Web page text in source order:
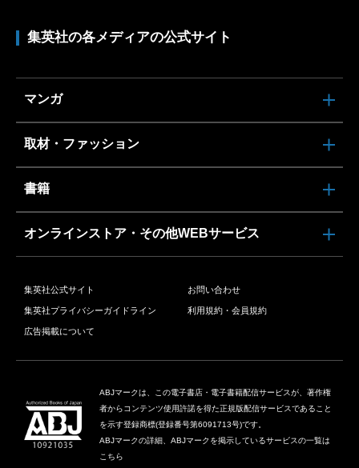
集英社の各メディアの公式サイト
マンガ
取材・ファッション
書籍
オンラインストア・その他WEBサービス
集英社公式サイト お問い合わせ
集英社プライバシーガイドライン 利用規約・会員規約
広告掲載について
ABJマークは、この電子書店・電子書籍配信サービスが、著作権
者からコンテンツ使用許諾を得た正規版配信サービスであること
を示す登録商標(登録番号第6091713号)です。
ABJマークの詳細、ABJマークを掲示しているサービスの一覧は
こちら